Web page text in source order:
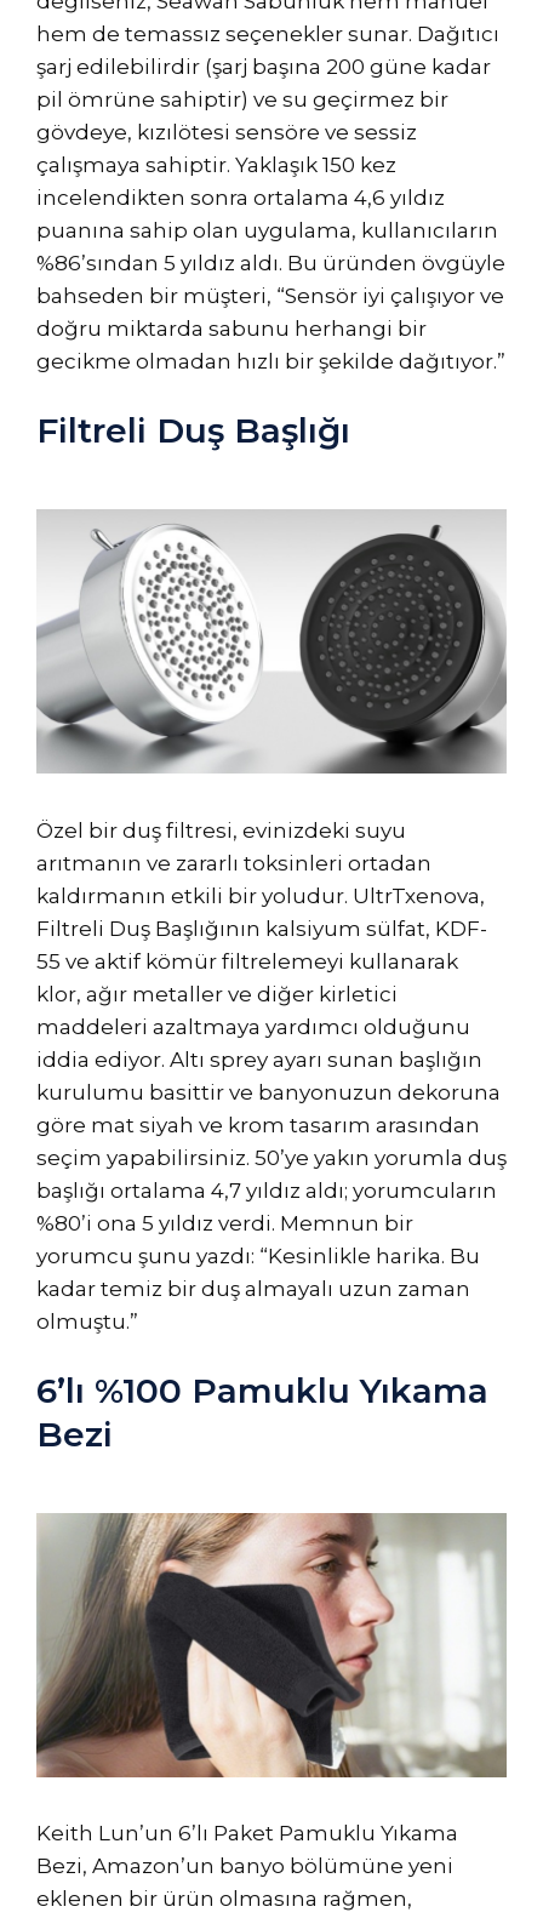
hem de temassız seçenekler sunar. Dağıtıcı
şarj edilebilirdir (şarj başına 200 güne kadar
pil ömrüne sahiptir) ve su geçirmez bir
gövdeye, kızılötesi sensöre ve sessiz
çalışmaya sahiptir. Yaklaşık 150 kez
incelendikten sonra ortalama 4,6 yıldız
puanına sahip olan uygulama, kullanıcıların
%86’sından 5 yıldız aldı. Bu üründen övgüyle
bahseden bir müşteri, “Sensör iyi çalışıyor ve
doğru miktarda sabunu herhangi bir
gecikme olmadan hızlı bir şekilde dağıtıyor.”
Filtreli Duş Başlığı
Özel bir duş filtresi, evinizdeki suyu
arıtmanın ve zararlı toksinleri ortadan
kaldırmanın etkili bir yoludur. UltrTxenova,
Filtreli Duş Başlığının kalsiyum sülfat, KDF-
55 ve aktif kömür filtrelemeyi kullanarak
klor, ağır metaller ve diğer kirletici
maddeleri azaltmaya yardımcı olduğunu
iddia ediyor. Altı sprey ayarı sunan başlığın
kurulumu basittir ve banyonuzun dekoruna
göre mat siyah ve krom tasarım arasından
seçim yapabilirsiniz. 50’ye yakın yorumla duş
başlığı ortalama 4,7 yıldız aldı; yorumcuların
%80’i ona 5 yıldız verdi. Memnun bir
yorumcu şunu yazdı: “Kesinlikle harika. Bu
kadar temiz bir duş almayalı uzun zaman
olmuştu.”
6’lı %100 Pamuklu Yıkama
Bezi
Keith Lun’un 6’lı Paket Pamuklu Yıkama
Bezi, Amazon’un banyo bölümüne yeni
eklenen bir ürün olmasına rağmen,